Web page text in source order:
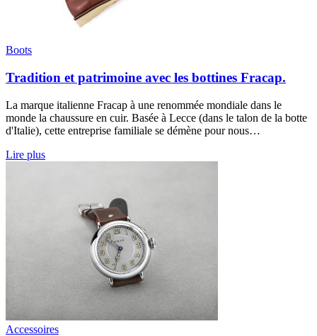
Boots
Tradition et patrimoine avec les bottines Fracap.
La marque italienne Fracap à une renommée mondiale dans le
monde la chaussure en cuir. Basée à Lecce (dans le talon de la botte
d'Italie), cette entreprise familiale se démène pour nous…
Lire plus
Accessoires